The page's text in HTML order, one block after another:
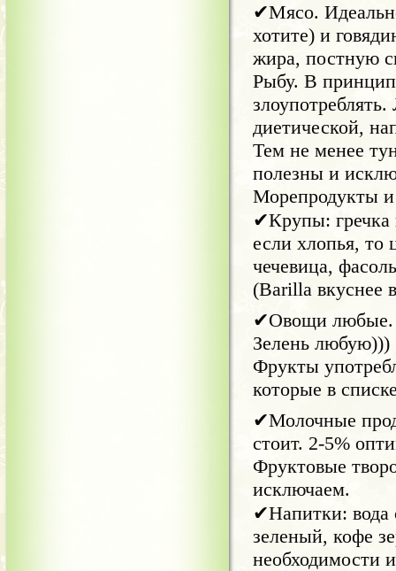
✔Мясо.
хотите) и
жира, постную
Рыбу. В
диетической,
Тем не менее
полезны и
Морепродукты и
✔Крупы: гречка
если хлопья, то
чечевица,
(Barilla вкуснее
✔Овощи любые.
Зелень любую)))
Фрукты
которые в
✔Молочные
стоит. 2-5%
Фруктовые
исключаем.
✔Напитки: вода
зеленый, кофе
необходимости